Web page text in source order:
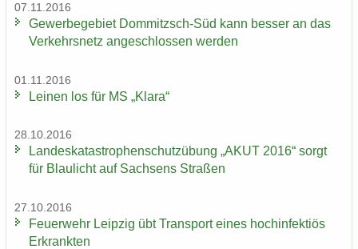
07.11.2016
Ge­wer­be­ge­biet Dommitzsch-​Süd kann bes­ser an das
Ver­kehrs­netz an­ge­schlos­sen wer­den
01.11.2016
Lei­nen los für MS „Klara“
28.10.2016
Lan­des­ka­ta­stro­phen­schutz­übung „AKUT 2016“ sorgt
für Blau­licht auf Sach­sens Stra­ßen
27.10.2016
Feu­er­wehr Leip­zig übt Trans­port eines hoch­in­fek­ti­ös
Er­krank­ten